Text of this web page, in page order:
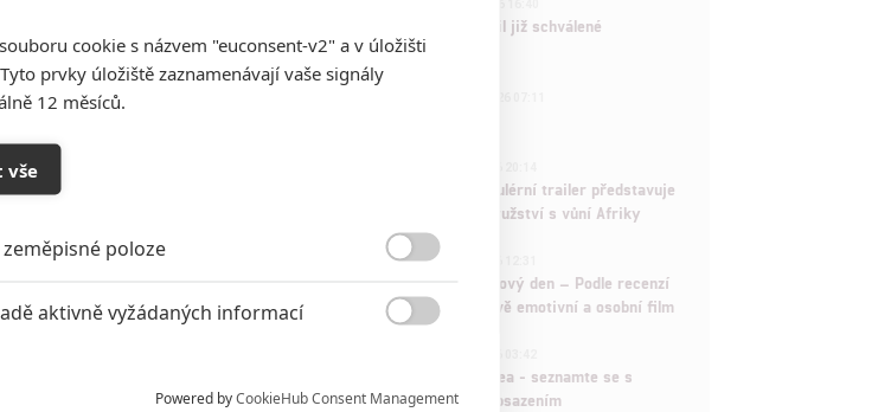
Marvel nečekaně zrušil již schválené
pokračování
433
Děti krve a kostí: Regulérní trailer představuje
akční fantasy dobrodružství s vůní Afriky
ČLÁNEK | 30.07.2026 12:31
Spider-Man: Zbrusu nový den – Podle recenzí
máme čekat překvapivě emotivní a osobní film
Velké preview: Odyssea - seznamte se s
maximálně nabitým obsazením
cookie s názvem "euconsent-v2" a v úložišti
prvky úložiště zaznamenávají vaše signály
12 měsíců.
vše
poloze
aktivně vyžádaných informací
v zařízení

Powered byCookieHub Consent Management